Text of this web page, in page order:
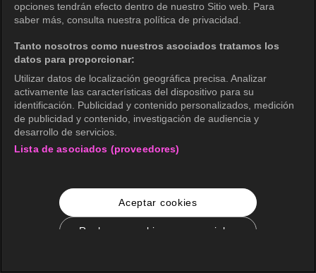
opciones tendrán efecto dentro de nuestro Sitio web. Para
saber más, consulta nuestra política de privacidad.
Tanto nosotros como nuestros asociados tratamos los
datos para proporcionar:
Utilizar datos de localización geográfica precisa. Analizar
activamente las características del dispositivo para su
identificación. Publicidad y contenido personalizados, medición
de publicidad y contenido, investigación de audiencia y
desarrollo de servicios.
Lista de asociados (proveedores)
Aceptar cookies
Rechazar cookies no esenciales